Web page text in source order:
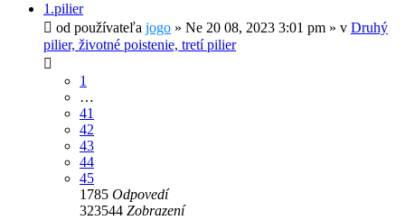
1.pilier
od používateľa jogo » Ne 20 08, 2023 3:01 pm » v Druhý
pilier, životné poistenie, tretí pilier
1
…
41
42
43
44
45
1785 Odpovedí
323544 Zobrazení